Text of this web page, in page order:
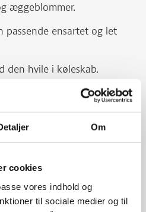
Om
cookies
vores indhold og
til sociale medier og til
æggeblommer.
ensartet og let
den hvile i køleskab.
pande.
og smag til med salt og